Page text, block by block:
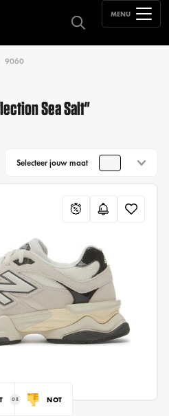
MENU
9060
Sea Salt"
Selecteer jouw maat
NOT